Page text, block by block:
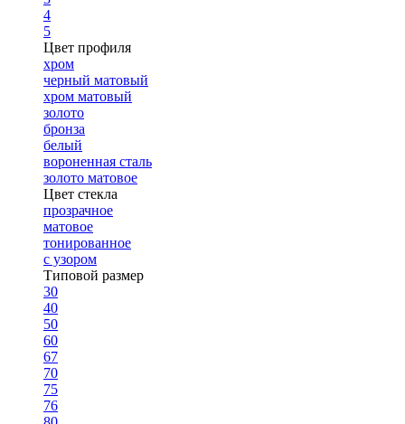
4
5
Цвет профиля
хром
черный матовый
хром матовый
золото
бронза
белый
вороненная сталь
золото матовое
Цвет стекла
прозрачное
матовое
тонированное
с узором
Типовой размер
30
40
50
60
67
70
75
76